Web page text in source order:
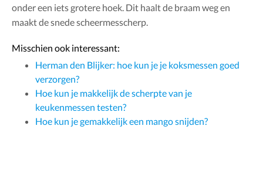
onder een iets grotere hoek. Dit haalt de braam weg en
maakt de snede scheermesscherp.
Misschien ook interessant:
Herman den Blijker: hoe kun je je koksmessen goed
verzorgen?
Hoe kun je makkelijk de scherpte van je
keukenmessen testen?
Hoe kun je gemakkelijk een mango snijden?